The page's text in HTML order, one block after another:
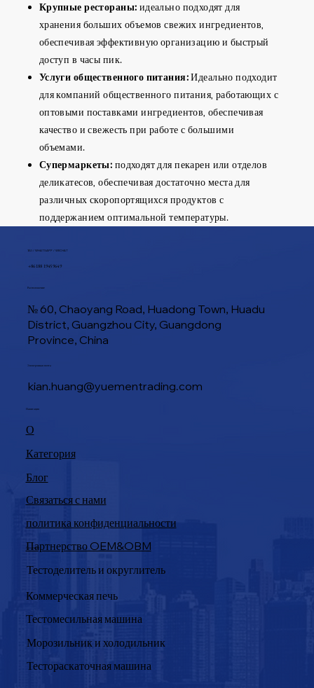
Крупные рестораны: идеально подходят для
хранения больших объемов свежих ингредиентов,
обеспечивая эффективную организацию и быстрый
доступ в часы пик.
Услуги общественного питания:Идеально подходит
для компаний общественного питания, работающих с
оптовыми поставками ингредиентов, обеспечивая
качество и свежесть при работе с большими
объемами.
Супермаркеты: подходят для пекарен или отделов
деликатесов, обеспечивая достаточно места для
различных скоропортящихся продуктов с
поддержанием оптимальной температуры.
ТЕЛ / WHATSAPP / WECHAT
+86 188 1945 9649
Расположение
№ 60, Chaoyang Road, Huadong Town, Huadu
District, Guangzhou City, Guangdong
Province, China
kian.huang@yuementrading.com
Электронная почта
Навигация
О
Категория
Блог
политика конфиденциальности
Связаться с нами
Тестоделитель и округлитель
Продукция
Коммерческая печь
Тестомесильная машина
Морозильник и холодильник
Тестораскаточная машина
Партнерство OEM&OBM